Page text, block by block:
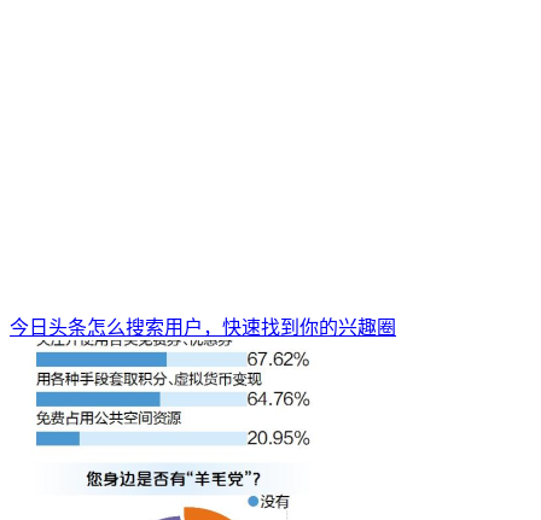
今日头条怎么搜索用户，快速找到你的兴趣圈